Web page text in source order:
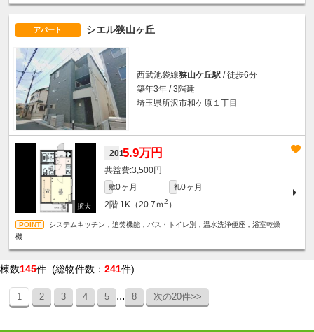
アパート シエル狭山ヶ丘
西武池袋線狭山ケ丘駅 / 徒歩6分
築年3年 / 3階建
埼玉県所沢市和ケ原１丁目
2015.9万円
3,500円
敷0ヶ月 礼0ヶ月
2階 1K（20.7ｍ2 ）
システムキッチン，追焚機能，バス・トイレ別，温水洗浄便座，浴室乾燥
機
棟数145件 (総物件数： 241件)
1 2 3 4 5 ... 8 次の20件>>